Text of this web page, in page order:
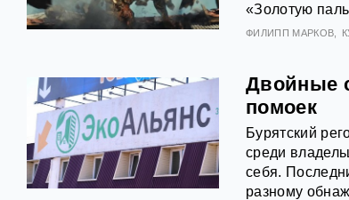
«Золотую
ФИЛИПП МАРКОВ
Двойные
помоек
Бурятский
среди
себя.
разному